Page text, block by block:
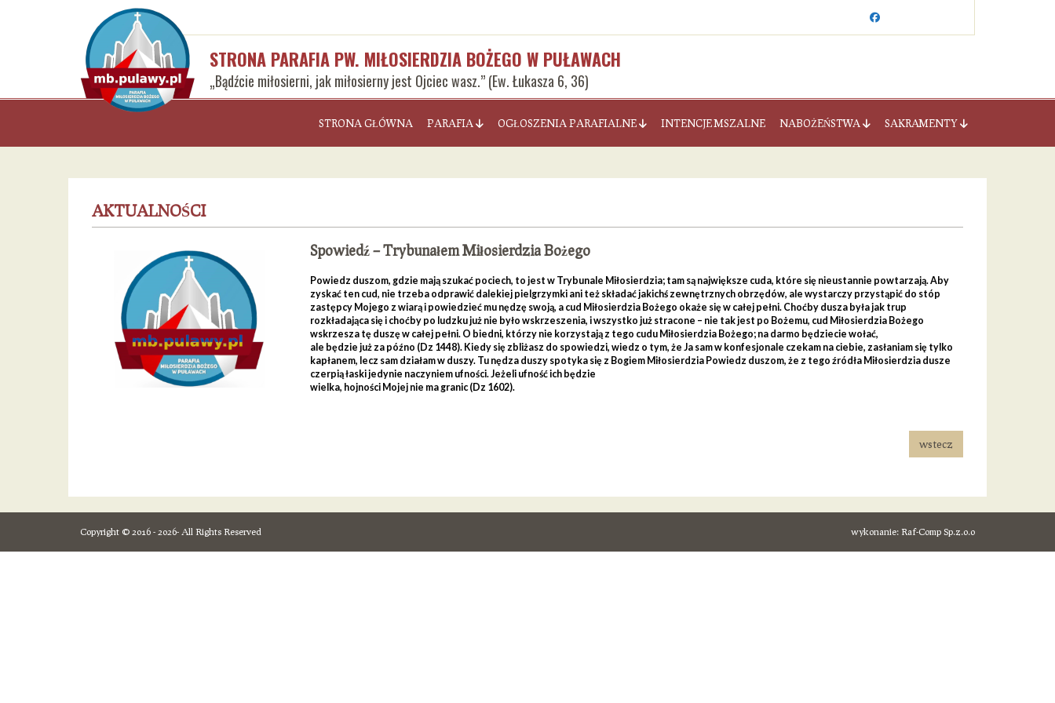
STRONA PARAFIA PW. MIŁOSIERDZIA BOŻEGO W PUŁAWACH
„Bądźcie miłosierni, jak miłosierny jest Ojciec wasz.” (Ew. Łukasza 6, 36)
STRONA GŁÓWNA PARAFIA OGŁOSZENIA PARAFIALNE INTENCJE MSZALNE NABOŻEŃSTWA SAKRAMENTY
AKTUALNOŚCI
Spowiedź – Trybunałem Miłosierdzia Bożego
Powiedz duszom, gdzie mają szukać pociech, to jest w Trybunale Miłosierdzia; tam są największe cuda, które się nieustannie powtarzają. Aby
zyskać ten cud, nie trzeba odprawić dalekiej pielgrzymki ani też składać jakichś zewnętrznych obrzędów, ale wystarczy przystąpić do stóp
zastępcy Mojego z wiarą i powiedzieć mu nędzę swoją, a cud Miłosierdzia Bożego okaże się w całej pełni. Choćby dusza była jak trup
rozkładająca się i choćby po ludzku już nie było wskrzeszenia, i wszystko już stracone – nie tak jest po Bożemu, cud Miłosierdzia Bożego
wskrzesza tę duszę w całej pełni. O biedni, którzy nie korzystają z tego cudu Miłosierdzia Bożego; na darmo będziecie wołać,
ale będzie już za późno (Dz 1448). Kiedy się zbliżasz do spowiedzi, wiedz o tym, że Ja sam w konfesjonale czekam na ciebie, zasłaniam się tylko
kapłanem, lecz sam działam w duszy. Tu nędza duszy spotyka się z Bogiem Miłosierdzia Powiedz duszom, że z tego źródła Miłosierdzia dusze
czerpią łaski jedynie naczyniem ufności. Jeżeli ufność ich będzie
wielka, hojności Mojej nie ma granic (Dz 1602).
wstecz
Copyright © 2016 - 2026- All Rights Reserved wykonanie: Raf-Comp Sp.z.o.o